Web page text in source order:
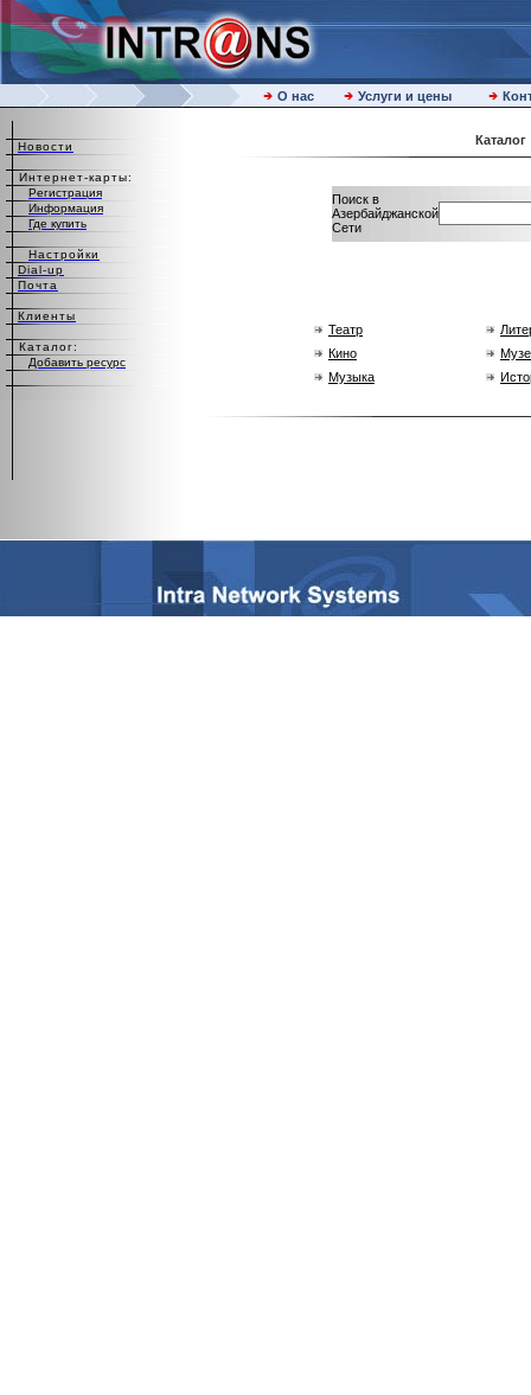
О нас Услуги и цены
Новости
Интернет-карты:
Регистрация
Информация
Где купить
Настройки
Dial-up
Почта
Клиенты
Каталог:
Добавить ресурс
Каталог
Поиск в
Азербайджанской
Сети
Театр
Кино
Музыка